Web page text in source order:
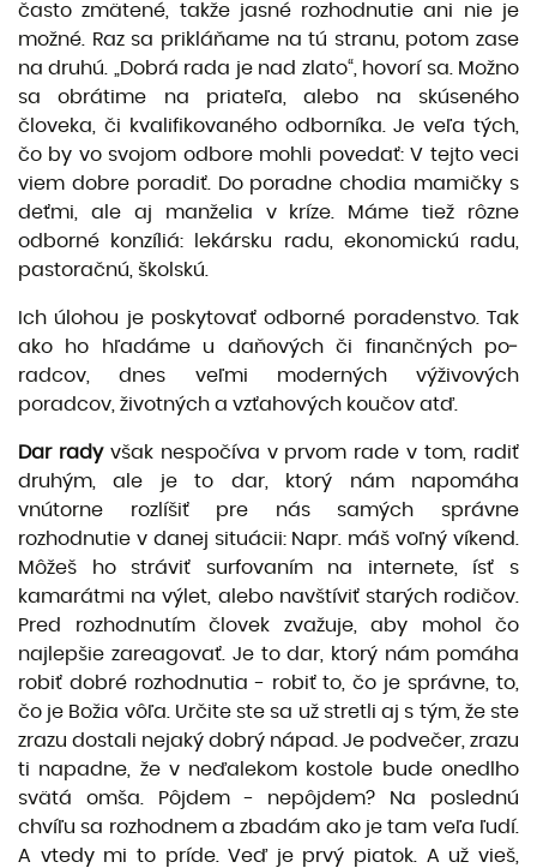
často zmätené, takže jasné rozhodnutie ani nie je
možné. Raz sa prikláňame na tú stranu, potom zase
na druhú. „Dobrá rada je nad zlato“, hovorí sa. Možno
sa obrátime na priateľa, alebo na skúseného
človeka, či kvalifikovaného odbor­níka. Je veľa tých,
čo by vo svojom odbore mohli povedať: V tejto veci
viem dob­re poradiť. Do poradne chodia mamičky s
deťmi, ale aj manželia v kríze. Máme tiež rôzne
odborné konzíliá: lekársku radu, ekonomickú radu,
pastoračnú, školskú.
Ich úlohou je poskytovať odborné poradenstvo. Tak
ako ho hľadáme u daňových či finančných po­
radcov, dnes veľmi moderných výživových
poradcov, životných a vzťahových koučov atď.
Dar rady však nespočíva v prvom rade v tom, radiť
druhým, ale je to dar, ktorý nám napomáha
vnútorne rozlíšiť pre nás samých správne
rozhodnutie v danej situácii: Napr. máš voľný víkend.
Môžeš ho stráviť surfovaním na internete, ísť s
kamarátmi na výlet, alebo navštíviť starých rodičov.
Pred rozhodnutím človek zvažuje, aby mohol čo
najlepšie zareagovať. Je to dar, ktorý nám pomáha
robiť dobré rozhodnutia - robiť to, čo je správne, to,
čo je Božia vôľa. Určite ste sa už stretli aj s tým, že ste
zrazu dostali nejaký dobrý nápad. Je podvečer, zrazu
ti napadne, že v neďalekom kostole bude onedlho
svätá omša. Pôjdem - nepôjdem? Na poslednú
chvíľu sa rozhodnem a zbadám ako je tam veľa ľudí.
A vtedy mi to príde. Veď je prvý piatok. A už vieš,